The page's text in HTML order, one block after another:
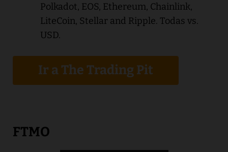
Polkadot, EOS, Ethereum, Chainlink,
LiteCoin, Stellar and Ripple. Todas vs.
USD.
Ir a The Trading Pit
FTMO